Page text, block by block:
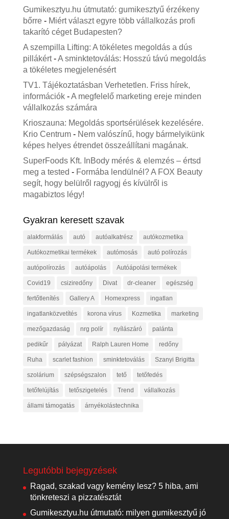
Gumikesztyu.hu útmutató: gumikesztyű érzékeny
bőrre- Miért választ egyre több vállalkozás profi
takarító céget Budapesten?
A szempilla Lifting: A tökéletes megoldás a dús
pillákért-A sminktetoválás: Hosszú távú megoldás
a tökéletes megjelenésért
TV1. Tájékoztatásban Verhetetlen. Friss hírek,
információk-A megfelelő marketing ereje minden
vállalkozás számára
Krioszauna: Megoldás sportsérülések kezelésére.
Krio Centrum- Nem valószínű, hogy bármelyikünk
képes helyes étrendet összeállítani magának.
SuperFoods Kft. InBody mérés & elemzés – értsd
meg a tested - Formába lendülnél? A FOX Beauty
segít, hogy belülről ragyogj és kívülről is
magabiztos légy!
Gyakran keresett szavak
alakformálás autó autóalkatrész autókozmetika
Autókozmetikai termékek autómosás autó polírozás
autópolírozás autóápolás Autóápolási termékek
Covid19 csiziredőny Divat dr-cleaner egészség
fertőtlenítés Gallery A Homexpress ingatlan
ingatlanközvetítés korona vírus Kozmetika marketing
mezőgazdaság nrg polír nyílászáró palánta
pedikűr pályázat Ralph Lauren Home redőny
Ruha scarlet fashion sminktetoválás Szanyi Brigitta
szolárium szépségszalon tető tetőfedés
tetőfelújítás tetőszigetelés Trend vállalkozás
állami támogatás árnyékolástechnika
Legutóbbi bejegyzések
Ragad, szakad vagy kemény lesz? 5 hiba, ami
tönkreteszi a pizzatésztát
Gumikesztyu.hu útmutató: milyen gumikesztyű jó